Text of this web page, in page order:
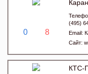
0 8
(495)
Email:
Сайт:
КТС-